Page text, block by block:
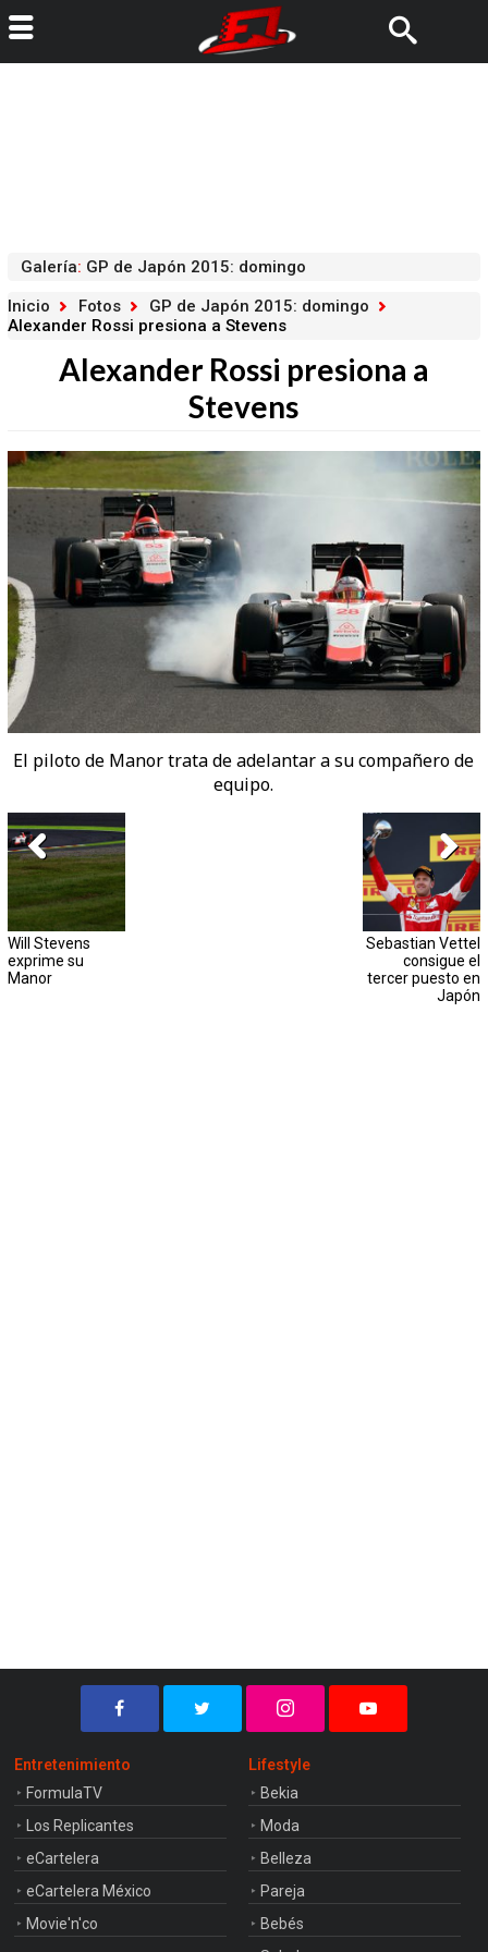
Galería: GP de Japón 2015: domingo
Inicio
Fotos
GP de Japón 2015: domingo
Alexander Rossi presiona a Stevens
Alexander Rossi presiona a
Stevens
El piloto de Manor trata de adelantar a su compañero de
equipo.
Will Stevens
exprime su
Manor
Sebastian Vettel
consigue el
tercer puesto en
Japón
Entretenimiento
FormulaTV
Los Replicantes
eCartelera
eCartelera México
Movie'n'co
Lifestyle
Bekia
Moda
Belleza
Pareja
Bebés